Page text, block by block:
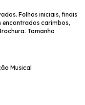
Folhas iniciais, finais
encontrados carimbos,
Tamanho
Musical